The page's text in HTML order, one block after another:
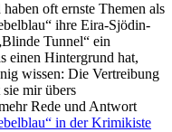
oft ernste Themen als
ihre Eira-Sjödin-
Tunnel“ ein
einen Hintergrund hat,
wissen: Die Vertreibung
mir übers
Rede und Antwort
in der Krimikiste